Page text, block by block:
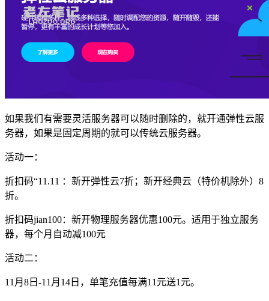
如果我们有需要灵活服务器可以随时删除的，就开通弹性云服
务器，如果是固定周期的就可以传统云服务器。
活动一：
折扣码“11.11 ：新开弹性云7折；新开经典云（特价机除外）8
折。
折扣码jian100：新开物理服务器优惠100元。适用于独立服务
器，每个月自动减100元
活动二：
11月8日-11月14日，单笔充值每满11元送1元。